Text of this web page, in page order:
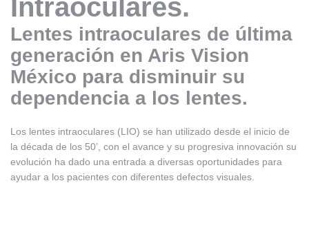
Intraoculares.
Lentes intraoculares de última
generación en Aris Vision
México para disminuir su
dependencia a los lentes.
Los lentes intraoculares (LIO) se han utilizado desde el inicio de
la década de los 50’, con el avance y su progresiva innovación su
evolución ha dado una entrada a diversas oportunidades para
ayudar a los pacientes con diferentes defectos visuales.